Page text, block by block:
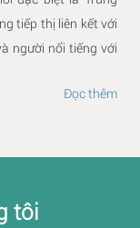
tiếp thị liên kết với
người nổi tiếng với
Đọc thêm
tôi